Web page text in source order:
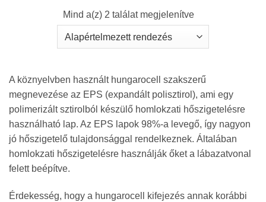
Mind a(z) 2 találat megjelenítve
A köznyelvben használt hungarocell szakszerű
megnevezése az EPS (expandált polisztirol), ami egy
polimerizált sztirolból készülő homlokzati hőszigetelésre
használható lap. Az EPS lapok 98%-a levegő, így nagyon
jó hőszigetelő tulajdonsággal rendelkeznek. Általában
homlokzati hőszigetelésre használják őket a lábazatvonal
felett beépítve.
Érdekesség, hogy a hungarocell kifejezés annak korábbi